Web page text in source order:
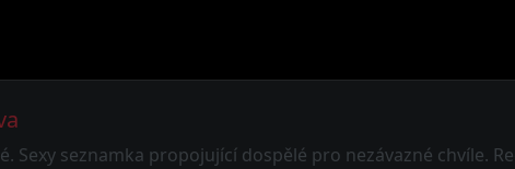
Sexy seznamka propojující dospělé pro nezávazné chvíle.